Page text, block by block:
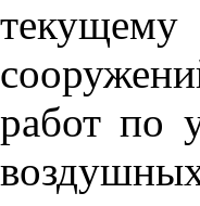
работ по